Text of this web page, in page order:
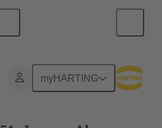
myHARTING
enchufables Han® ES Press